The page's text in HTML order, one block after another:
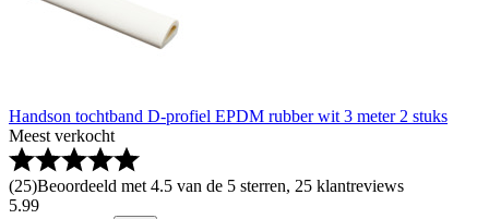
Handson tochtband D-profiel EPDM rubber wit 3 meter 2 stuks
Meest verkocht
(25)Beoordeeld met 4.5 van de 5 sterren, 25 klantreviews
5.99